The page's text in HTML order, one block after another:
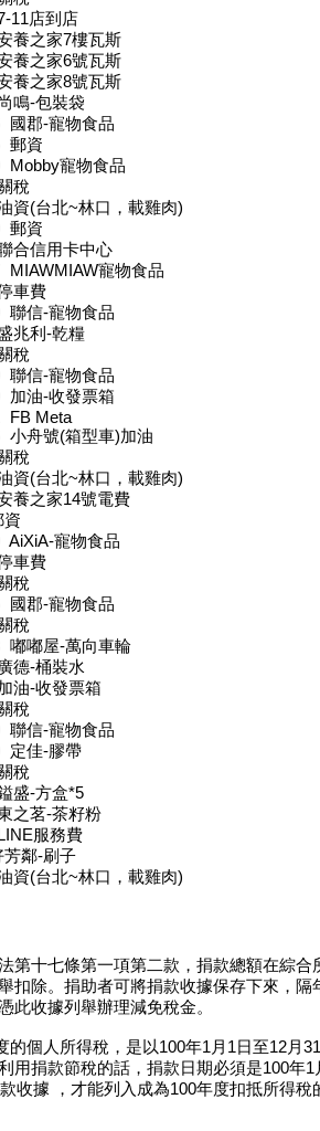
11店到店
養之家7樓瓦斯
養之家6號瓦斯
養之家8號瓦斯
鳴-包裝袋
國郡-寵物食品
郵資
Mobby寵物食品
稅
資(台北~林口，載雞肉)
郵資
合信用卡中心
MIAWMIAW寵物食品
車費
聯信-寵物食品
兆利-乾糧
稅
聯信-寵物食品
加油-收發票箱
FB Meta
小舟號(箱型車)加油
稅
資(台北~林口，載雞肉)
養之家14號電費
資
AiXiA-寵物食品
車費
稅
國郡-寵物食品
稅
嘟嘟屋-萬向車輪
德-桶裝水
油-收發票箱
稅
聯信-寵物食品
定佳-膠帶
稅
盛-方盒*5
之茗-茶籽粉
服務費
芳鄰-刷子
資(台北~林口，載雞肉)
第十七條第一項第二款，捐款總額在綜合
扣除。捐助者可將捐款收據保存下來，隔
此收據列舉辦理減免稅金。
的個人所得稅，是以100年1月1日至12月
用捐款節稅的話，捐款日期必須是100年1
收據 ，才能列入成為100年度扣抵所得稅